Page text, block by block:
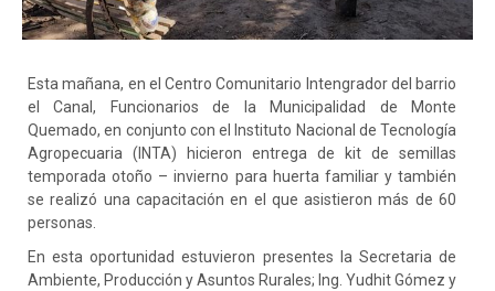
Esta mañana, en el Centro Comunitario Intengrador del barrio
el Canal, Funcionarios de la Municipalidad de Monte
Quemado, en conjunto con el Instituto Nacional de Tecnología
Agropecuaria (INTA) hicieron entrega de kit de semillas
temporada otoño – invierno para huerta familiar y también
se realizó una capacitación en el que asistieron más de 60
personas.
En esta oportunidad estuvieron presentes la Secretaria de
Ambiente, Producción y Asuntos Rurales; Ing. Yudhit Gómez y